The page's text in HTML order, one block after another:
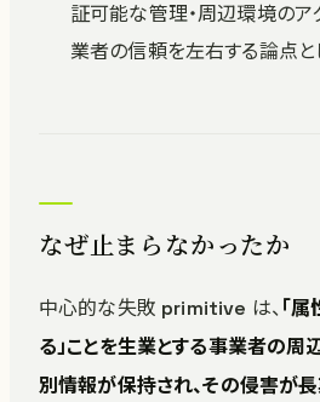
証可能な管理・周辺環境のア
業者の信頼を左右する論点
なぜ止まらなかったか
中心的な失敗 primitive は、「
る」ことを生業とする事業者の周
別情報が保持され、その侵害が